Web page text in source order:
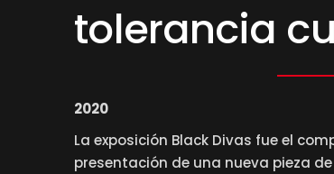
tolerancia
2020
La exposición Black Divas fue el
presentación de una nueva pieza